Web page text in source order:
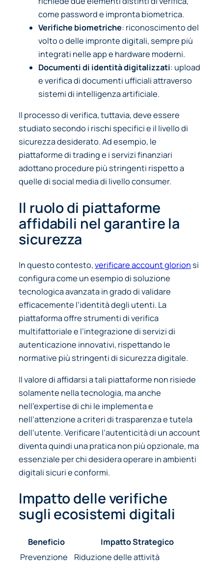
come password e impronta biometrica.
Verifiche biometriche: riconoscimento del
volto o delle impronte digitali, sempre più
integrati nelle app e hardware moderni.
Documenti di identità digitalizzati: upload
e verifica di documenti ufficiali attraverso
sistemi di intelligenza artificiale.
Il processo di verifica, tuttavia, deve essere
studiato secondo i rischi specifici e il livello di
sicurezza desiderato. Ad esempio, le
piattaforme di trading e i servizi finanziari
adottano procedure più stringenti rispetto a
quelle di social media di livello consumer.
Il ruolo di piattaforme
affidabili nel garantire la
sicurezza
In questo contesto,verificare account glorion si
configura come un esempio di soluzione
tecnologica avanzata in grado di validare
efficacemente l’identità degli utenti. La
piattaforma offre strumenti di verifica
multifattoriale e l’integrazione di servizi di
autenticazione innovativi, rispettando le
normative più stringenti di sicurezza digitale.
Il valore di affidarsi a tali piattaforme non risiede
solamente nella tecnologia, ma anche
nell’expertise di chi le implementa e
nell’attenzione a criteri di trasparenza e tutela
dell’utente. Verificare l’autenticità di un account
diventa quindi una pratica non più opzionale, ma
essenziale per chi desidera operare in ambienti
digitali sicuri e conformi.
Impatto delle verifiche
sugli ecosistemi digitali
Beneficio
Impatto Strategico
Prevenzione
Riduzione delle attività